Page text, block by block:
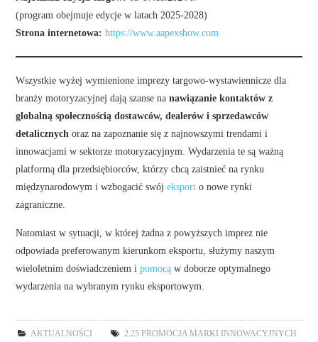
(program obejmuje edycje w latach 2025-2028)
Strona internetowa:https://www.aapexshow.com
Wszystkie wyżej wymienione imprezy targowo-wystawiennicze dla
branży motoryzacyjnej dają szanse nanawiązanie kontaktów z
globalną społecznością dostawców, dealerów i sprzedawców
detalicznych oraz na zapoznanie się z najnowszymi trendami i
innowacjami w sektorze motoryzacyjnym. Wydarzenia te są ważną
platformą dla przedsiębiorców, którzy chcą zaistnieć na rynku
międzynarodowym i wzbogacić swójeksport o nowe rynki
zagraniczne.
Natomiast w sytuacji, w której żadna z powyższych imprez nie
odpowiada preferowanym kierunkom eksportu, służymy naszym
wieloletnim doświadczeniem ipomocą w doborze optymalnego
wydarzenia na wybranym rynku eksportowym.
AKTUALNOŚCI
2.25 PROMOCJA MARKI INNOWACYJNYCH